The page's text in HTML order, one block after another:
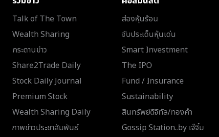
Talk of The Town
Wealth Sharing
กระดานข่าว
Share2Trade Daily
Stock Daily Journal
Premium Stock
Wealth Sharing Daily
ภาพข่าวประชาสัมพันธ์
ส่องหุ้นร้อน
จับประเด็นหุ้นเด่น
Smart Investment
The IPO
Fund / Insurance
Sustainability
สินทรัพย์ดิจิทัล/ทองคำ
Gossip Station..by เจ๊จิ๋ม